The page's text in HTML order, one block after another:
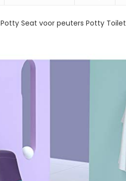
Potty Seat voor peuters Potty